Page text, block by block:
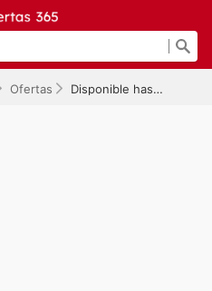
Ofertas Disponible hasta el 18/06/2026